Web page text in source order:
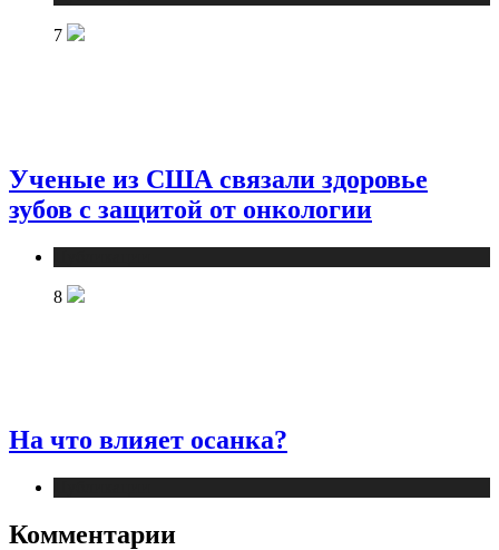
7
Ученые из США связали здоровье
зубов с защитой от онкологии
8
На что влияет осанка?
Комментарии